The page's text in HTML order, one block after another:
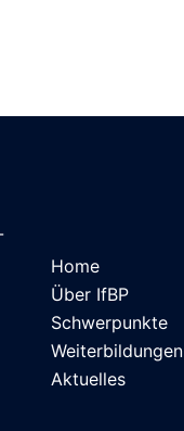
Home
Über IfBP
Schwerpunkte
Weiterbildungen
Aktuelles